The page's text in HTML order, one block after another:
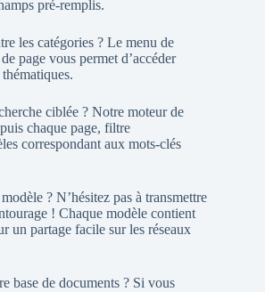
pré-remplis.
les catégories ? Le menu de
page vous permet d’accéder
ciblée ? Notre moteur de
chaque page, filtre
correspondant aux mots-clés
? N’hésitez pas à transmettre
! Chaque modèle contient
un partage facile sur les réseaux
base de documents ? Si vous